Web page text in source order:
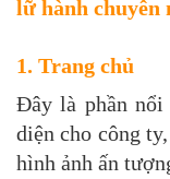
lữ hành chuyên
1. Trang chủ
Đây là phần nổi
diện cho công
hình ảnh ấn